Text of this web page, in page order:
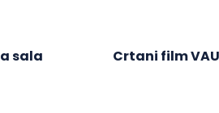
sala
Crtani film